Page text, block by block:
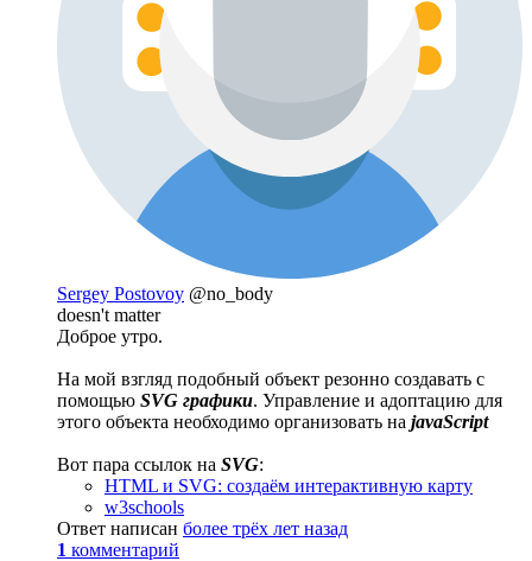
Sergey Postovoy @no_body
doesn't matter
Доброе утро.
На мой взгляд подобный объект резонно создавать с
помощью SVG графики. Управление и адоптацию для
этого объекта необходимо организовать на javaScript
Вот пара ссылок на SVG:
HTML и SVG: создаём интерактивную карту
w3schools
Ответ написан более трёх лет назад
1 комментарий